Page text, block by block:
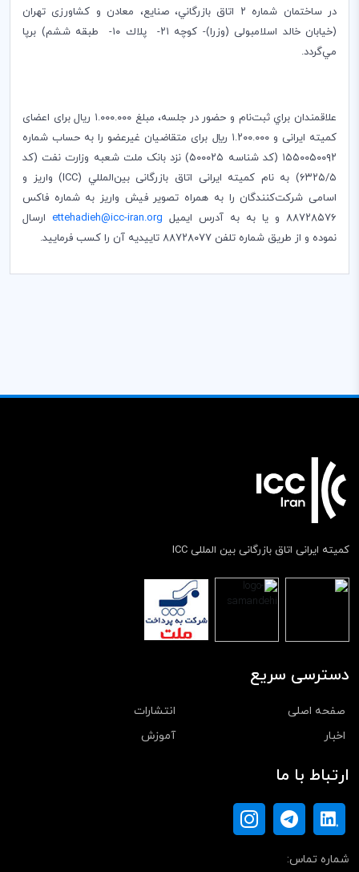
در ساختمان شماره ۲ اتاق بازرگاني، صنايع، معادن و کشاورزی تهران
(خیابان خالد اسلامبولی (وزرا)- کوچه ۲۱- پلاك ۱۰- طبقه ششم)‌ برپا
مي‌گردد.
علاقمندان براي ثبت‌نام و حضور در جلسه، مبلغ ۱.۰۰۰.۰۰۰ ریال برای اعضای
کمیته ایرانی و ۱.۲۰۰.۰۰۰ ريال برای متقاضيان غیرعضو را به حساب شماره
۱۵۵۰۰۵۰۰۹۲ (کد شناسه ۵۰۰۰۲۵) نزد بانک ملت شعبه وزارت نفت (کد
۶۳۲۵/۵) به نام کمیته ایرانی اتاق بازرگانی بین‌المللي (
ICC) واریز و
اسامی شرکت‌کنندگان را به همراه تصویر فیش واریز به شماره فاکس
۸۸۷۲۸۵۷۶ و يا به به آدرس ایمیل
ettehadieh@icc-iran.org ارسال
نموده و از طريق شماره تلفن ۸۸۷۲۸۰۷۷ تاییدیه آن را كسب فرماييد.
کمیته ایرانی اتاق بازرگانی بین المللی ICC
دسترسی سریع
صفحه اصلی
انتشارات
اخبار
آموزش
ارتباط با ما
شماره تماس: